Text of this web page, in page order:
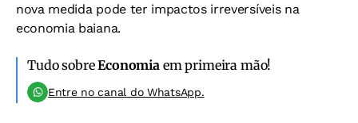
nova medida pode ter impactos irreversíveis na
economia baiana.
Tudo sobreEconomiaem primeira mão!
Entre no canal do WhatsApp.